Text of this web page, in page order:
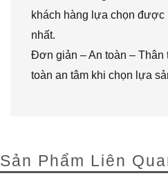
khách hàng lựa chọn
nhất.
Đơn giản – An toàn – Thân
toàn an tâm khi chọn lựa
Sản Phẩm Liên